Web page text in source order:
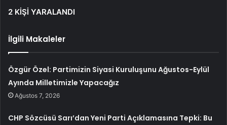
2 KİŞİ YARALANDI
İlgili Makaleler
Özgür Özel: Partimizin Siyasi Kuruluşunu Ağustos-Eylül
Ayında Milletimizle Yapacağız
Ağustos 7, 2026
CHP Sözcüsü Sarı’dan Yeni Parti Açıklamasına Tepki: Bu